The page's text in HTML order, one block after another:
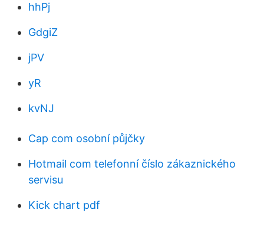
hhPj
GdgiZ
jPV
yR
kvNJ
Cap com osobní půjčky
Hotmail com telefonní číslo zákaznického
servisu
Kick chart pdf